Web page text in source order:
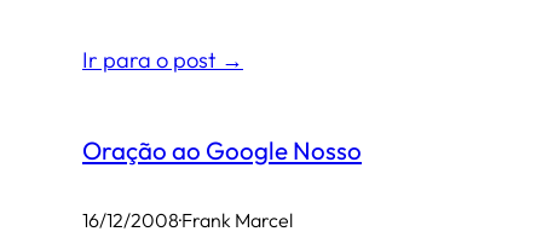
Ir para o post →
Oração ao Google Nosso
16/12/2008·Frank Marcel